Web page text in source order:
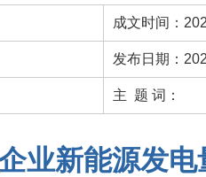
成文时间：
发布日期：
主 题 词：
业新能源发